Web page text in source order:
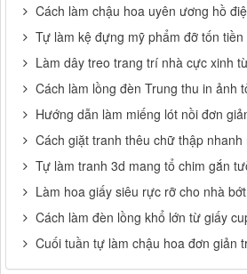
Cách làm chậu hoa uyên ương hồ
Tự làm kệ đựng mỹ phẩm đỡ tốn
Làm dây treo trang trí nhà cực xinh
Cách làm lồng đèn Trung thu in ảnh
Hướng dẫn làm miếng lót nồi đơn
Cách giặt tranh thêu chữ thập nhanh
Tự làm tranh 3d mang tổ chim gắn
Làm hoa giấy siêu rực rỡ cho nhà
Cách làm đèn lồng khổ lớn từ giấy
Cuối tuần tự làm chậu hoa đơn giản